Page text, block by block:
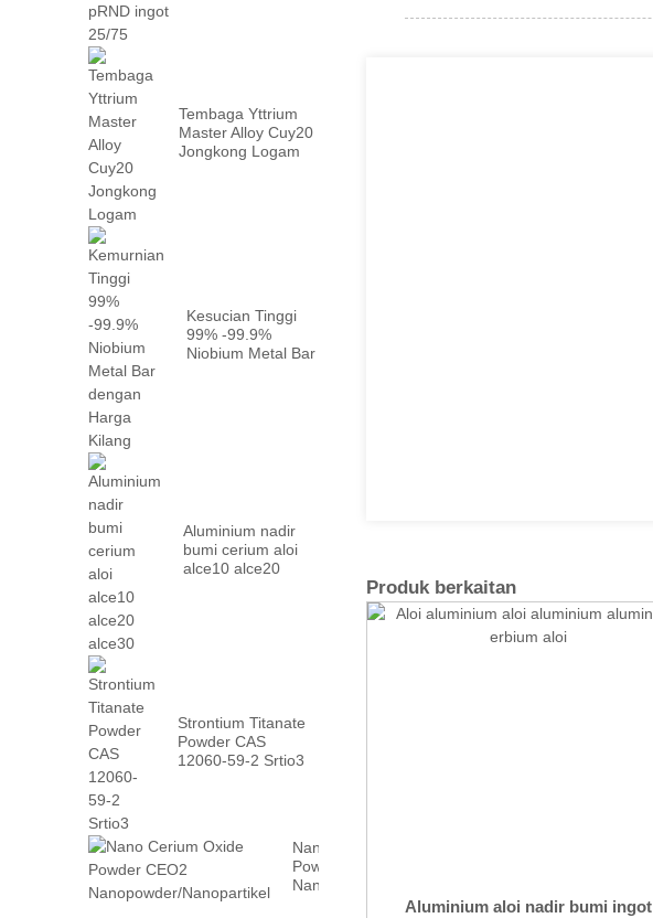
Tembaga Yttrium
Master Alloy Cuy20
Jongkong Logam
Kesucian Tinggi
99% -99.9%
Niobium Metal Bar
Aluminium nadir
bumi cerium aloi
alce10 alce20
Strontium Titanate
Powder CAS
12060-59-2 Srtio3
Nano Cerium Oxide
Powder CEO2
Nanopowder/Nanopartikel
Produk berkaitan
Aluminium aloi nadir bumi ingot